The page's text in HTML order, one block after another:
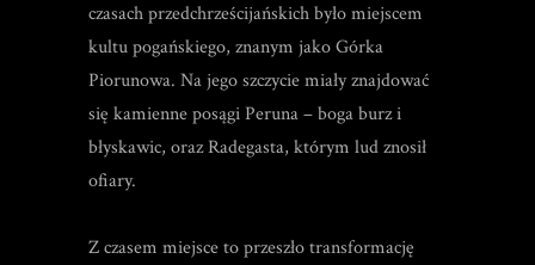
czasach przedchrześcijańskich było miejscem
kultu pogańskiego, znanym jako Górka
Piorunowa. Na jego szczycie miały znajdować
się kamienne posągi Peruna – boga burz i
błyskawic, oraz Radegasta, którym lud znosił
ofiary.
Z czasem miejsce to przeszło transformację